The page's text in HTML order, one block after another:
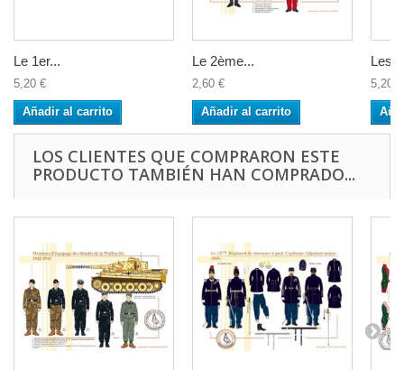
Le 1er...
5,20 €
Añadir al carrito
Le 2ème...
2,60 €
Añadir al carrito
Les...
5,20 €
LOS CLIENTES QUE COMPRARON ESTE
PRODUCTO TAMBIÉN HAN COMPRADO...